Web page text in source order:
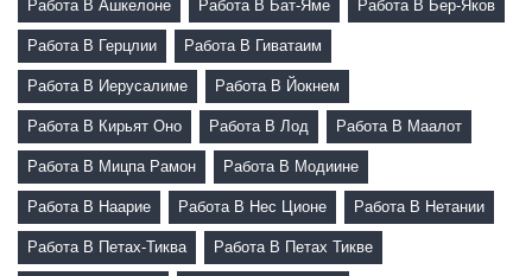
Работа В Ашкелоне Работа В Бат-Яме Работа В Бер-Яков
Работа В Герцлии Работа В Гиватаим
Работа В Иерусалиме Работа В Йокнем
Работа В Кирьят Оно Работа В Лод Работа В Маалот
Работа В Мицпа Рамон Работа В Модиине
Работа В Наарие Работа В Нес Ционе Работа В Нетании
Работа В Петах-Тиква Работа В Петах Тикве